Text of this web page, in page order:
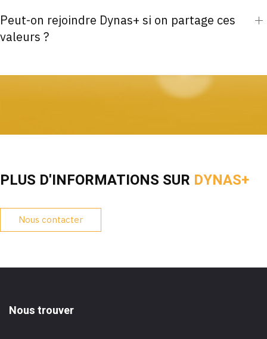
Peut-on rejoindre Dynas+ si on partage ces
valeurs ?
PLUS D'INFORMATIONS SUR DYNAS+
Nous contacter
Nous trouver